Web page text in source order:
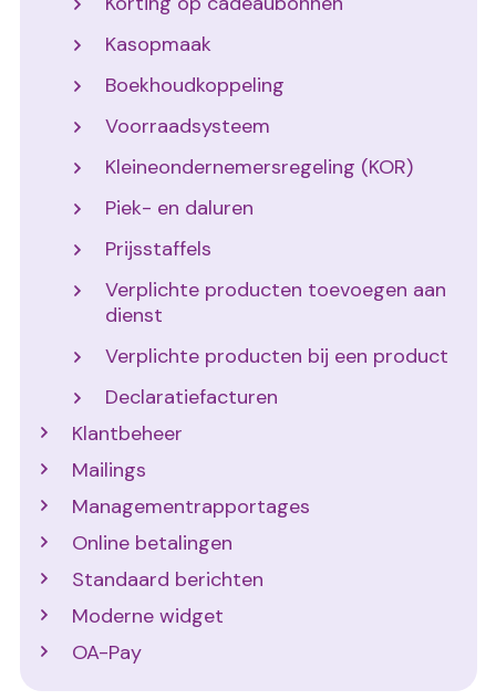
Kasopmaak
Boekhoudkoppeling
Voorraadsysteem
Kleineondernemersregeling (KOR)
Piek- en daluren
Prijsstaffels
Verplichte producten toevoegen aan
dienst
Verplichte producten bij een product
Declaratiefacturen
Klantbeheer
Mailings
Managementrapportages
Online betalingen
Standaard berichten
Moderne widget
OA-Pay